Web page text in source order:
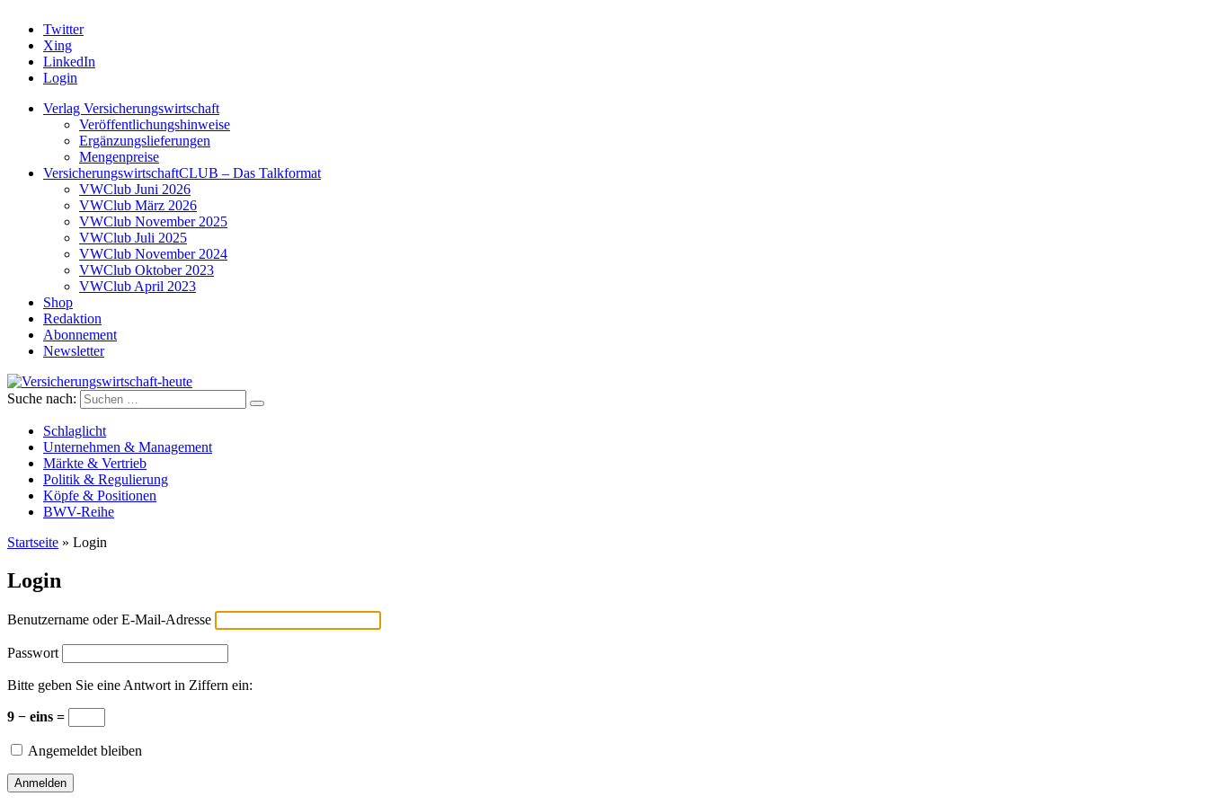
Twitter
Xing
LinkedIn
Login
Verlag Versicherungswirtschaft
Veröffentlichungshinweise
Ergänzungslieferungen
Mengenpreise
VersicherungswirtschaftCLUB – Das Talkformat
VWClub Juni 2026
VWClub März 2026
VWClub November 2025
VWClub Juli 2025
VWClub November 2024
VWClub Oktober 2023
VWClub April 2023
Shop
Redaktion
Abonnement
Newsletter
Versicherungswirtschaft-heute
Suche nach:
Schlaglicht
Unternehmen & Management
Märkte & Vertrieb
Politik & Regulierung
Köpfe & Positionen
BWV-Reihe
Startseite » Login
Login
Benutzername oder E-Mail-Adresse
Passwort
Bitte geben Sie eine Antwort in Ziffern ein:
9 − eins =
Angemeldet bleiben